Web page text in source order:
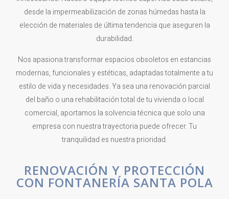
desde la impermeabilización de zonas húmedas hasta la
elección de materiales de última tendencia que aseguren la
durabilidad.
Nos apasiona transformar espacios obsoletos en estancias
modernas, funcionales y estéticas, adaptadas totalmente a tu
estilo de vida y necesidades. Ya sea una renovación parcial
del baño o una rehabilitación total de tu vivienda o local
comercial, aportamos la solvencia técnica que solo una
empresa con nuestra trayectoria puede ofrecer. Tu
tranquilidad es nuestra prioridad.
RENOVACIÓN Y PROTECCIÓN
CON FONTANERÍA SANTA POLA